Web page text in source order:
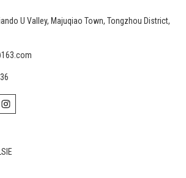
U Valley, Majuqiao Town, Tongzhou District,